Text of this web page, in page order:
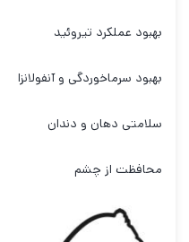
بهبود عملکرد تیروئید
بهبود سرماخوردگی و آنفولانزا
سلامتی دهان و دندان
محافظت از چشم